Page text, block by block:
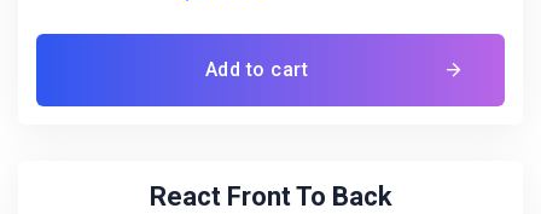
Add to cart
React Front To Back